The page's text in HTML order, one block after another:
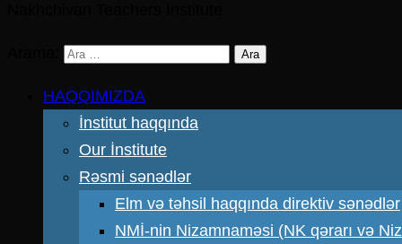
HAQQIMIZDA
İnstitut haqqında
Our İnstitute
Rəsmi sənədlər
Elm və təhsil haqqında direktiv sənədlər
NMİ-nin Nizamnaməsi (NK qərarı və